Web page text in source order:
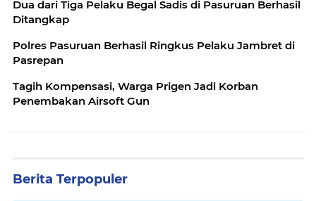
Dua dari Tiga Pelaku Begal Sadis di Pasuruan Berhasil
Ditangkap
Polres Pasuruan Berhasil Ringkus Pelaku Jambret di
Pasrepan
Tagih Kompensasi, Warga Prigen Jadi Korban
Penembakan Airsoft Gun
Berita Terpopuler